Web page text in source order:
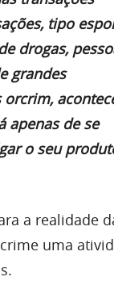
tipo
drogas,
grandes
apenas de se
o seu
a realidade
uma